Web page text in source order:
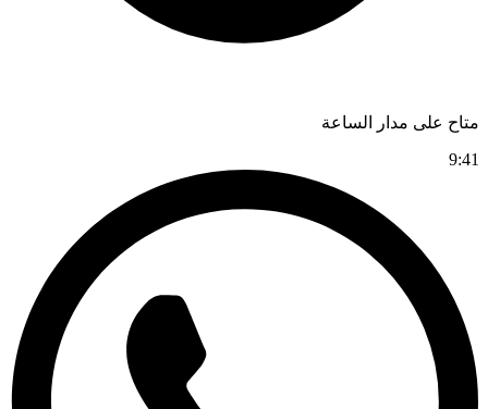
متاح على مدار الساعة
9:41